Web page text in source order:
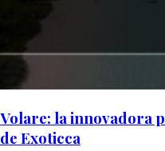
Volare: la innovadora
de Exoticca